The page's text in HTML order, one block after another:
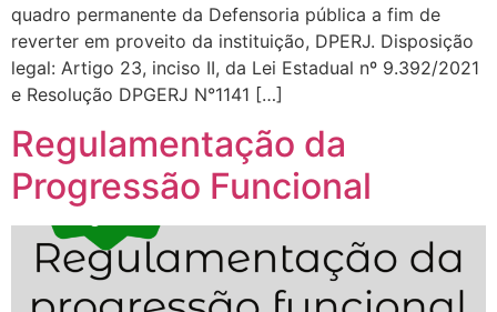
quadro permanente da Defensoria pública a fim de
reverter em proveito da instituição, DPERJ. Disposição
legal: Artigo 23, inciso II, da Lei Estadual nº 9.392/2021
e Resolução DPGERJ N°1141 […]
Regulamentação da
Progressão Funcional